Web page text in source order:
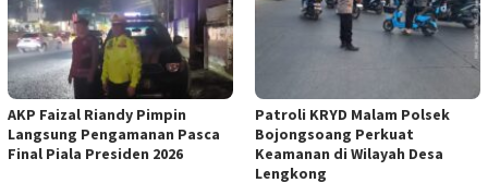
AKP Faizal Riandy Pimpin
Langsung Pengamanan Pasca
Final Piala Presiden 2026
Patroli KRYD Malam Polsek
Bojongsoang Perkuat
Keamanan di Wilayah Desa
Lengkong